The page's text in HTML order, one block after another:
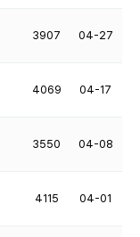
3907 04-27
4069 04-17
3550 04-08
4115 04-01